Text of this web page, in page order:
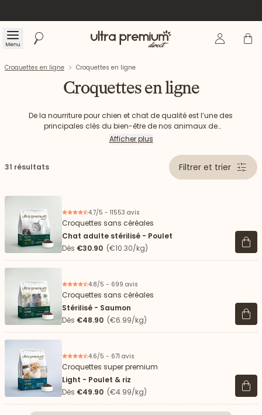
Menu Rechercher Accueil Se Panier
Croquettes en ligne Croquettes en ligne
Croquettes en ligne
De la nourriture pour chien et chat de qualité est l’une des
principales clés du bien-être de nos animaux de
compagnie. Chiot, chien adulte, chaton ou encore chat
adaptées à leurs besoins mais aussi à prix accessible, pour
que le budget ne soit pas un frein à offrir une alimentation de
qualité à nos animaux. Opter pour des croquettes en ligne
produit canin et félin est proposé à prix direct usine. Notre
système de vente de croquette en ligne vous permet de
réaliser environ 40% d’économies*.
Afficher plus
31 résultats Filtrer et trier
4.7/5 - 11553 avis
Croquettes sans céréales
Chat adulte stérilisé - Poulet
Dès €30.90 (€10.30/kg) Voir
4.8/5 - 699 avis
Croquettes sans céréales
Stérilisé - Saumon
Dès €48.90 (€6.99/kg) Voir
4.6/5 - 671 avis
Croquettes super premium
Light - Poulet & riz
Dès €49.90 (€4.99/kg) Voir